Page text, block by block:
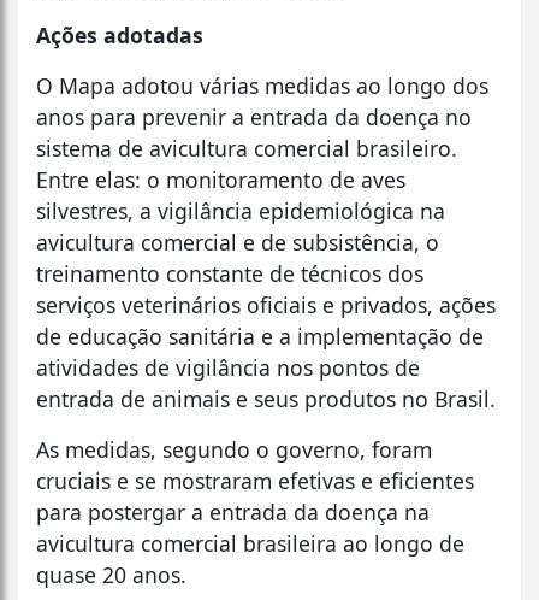
Ações adotadas
O Mapa adotou várias medidas ao longo dos
anos para prevenir a entrada da doença no
sistema de avicultura comercial brasileiro.
Entre elas: o monitoramento de aves
silvestres, a vigilância epidemiológica na
avicultura comercial e de subsistência, o
treinamento constante de técnicos dos
serviços veterinários oficiais e privados, ações
de educação sanitária e a implementação de
atividades de vigilância nos pontos de
entrada de animais e seus produtos no Brasil.
As medidas, segundo o governo, foram
cruciais e se mostraram efetivas e eficientes
para postergar a entrada da doença na
avicultura comercial brasileira ao longo de
quase 20 anos.